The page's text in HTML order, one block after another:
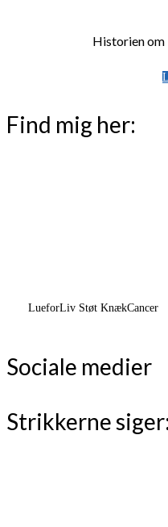
Historien om
Find mig her:
LueforLiv Støt KnækCancer
Sociale medier
Strikkerne siger: